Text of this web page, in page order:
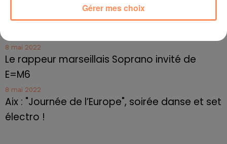
Marseille : appel à témoins pour retrouver
8 mai 2022
Le rappeur marseillais Soprano invité de
E=M6
8 mai 2022
Aix : "Journée de l’Europe", soirée danse et set
électro !
Gérer mes choix